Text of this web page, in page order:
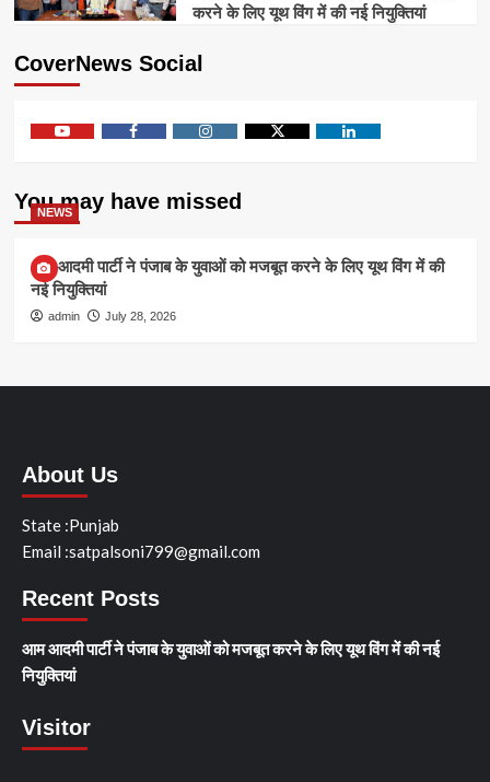
करने के लिए यूथ विंग में की नई नियुक्तियां
CoverNews Social
You may have missed
NEWS
आम आदमी पार्टी ने पंजाब के युवाओं को मजबूत करने के लिए यूथ विंग में की
नई नियुक्तियां
admin July 28, 2026
About Us
State :Punjab
Email :satpalsoni799@gmail.com
Recent Posts
आम आदमी पार्टी ने पंजाब के युवाओं को मजबूत करने के लिए यूथ विंग में की नई
नियुक्तियां
Visitor